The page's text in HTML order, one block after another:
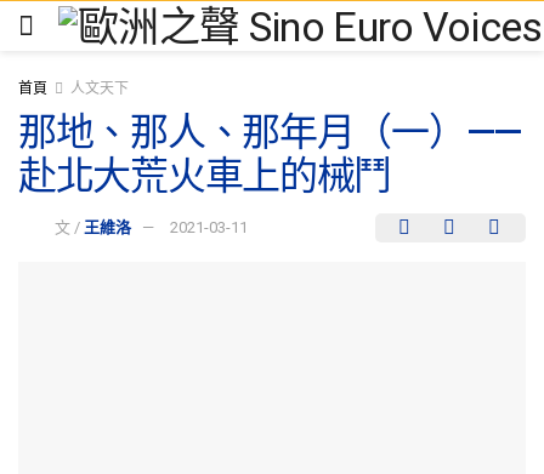
首頁 人文天下
那地、那人、那年月（一）——
赴北大荒火車上的械鬥
文 / 王維洛 2021-03-11